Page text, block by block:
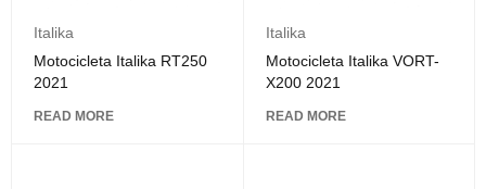
Italika
Motocicleta Italika RT250
2021
READ MORE
Italika
Motocicleta Italika VORT-
X200 2021
READ MORE